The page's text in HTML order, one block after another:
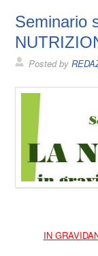
Seminario
Posted by
IN